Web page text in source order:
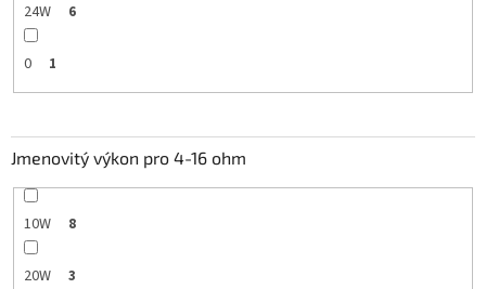
24W 6
0 1
Jmenovitý výkon pro 4-16 ohm
10W 8
20W 3